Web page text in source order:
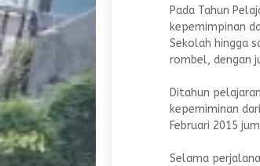
Pada Tahun
kepemimpinan
Sekolah hingga
rombel, dengan
Ditahun
kepemiminan
Februari 2015
Selama